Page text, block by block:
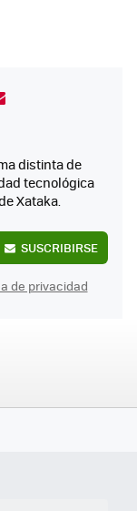
distinta de
tecnológica
Xataka.
SUSCRIBIRSE
de privacidad